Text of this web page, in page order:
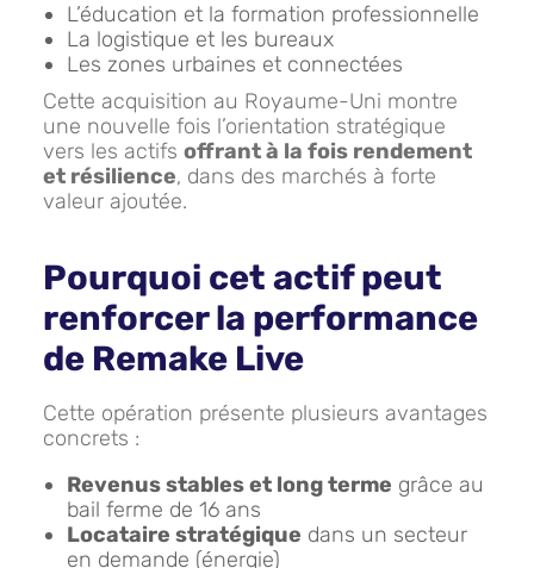
L’éducation et la formation professionnelle
La logistique et les bureaux
Les zones urbaines et connectées
Cette acquisition au Royaume-Uni montre
une nouvelle fois l’orientation stratégique
vers les actifs offrant à la fois rendement
et résilience, dans des marchés à forte
valeur ajoutée.
Pourquoi cet actif peut
renforcer la performance
de Remake Live
Cette opération présente plusieurs avantages
concrets :
Revenus stables et long terme grâce au
bail ferme de 16 ans
Locataire stratégique dans un secteur
en demande (énergie)